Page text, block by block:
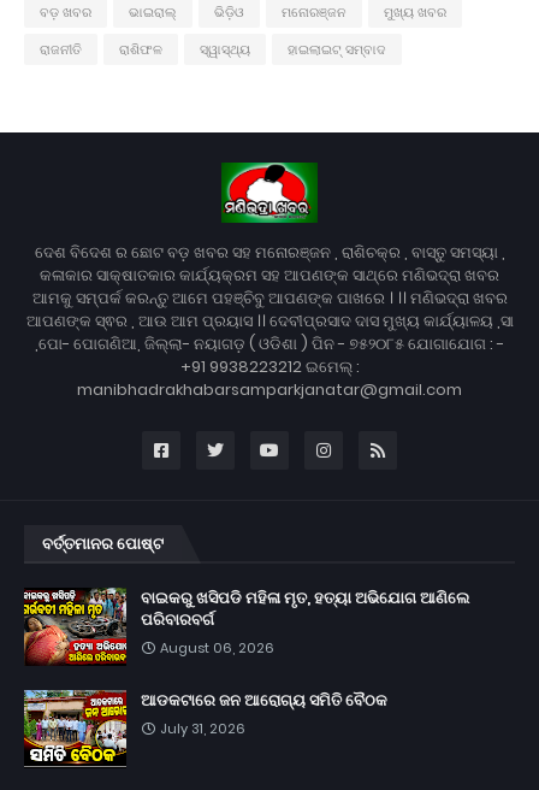
ବଡ଼ ଖବର
ଭାଇରାଲ୍ ଭିଡ଼ିଓ ମନୋରଞ୍ଜନ
ମୁଖ୍ୟ ଖବର
ରାଜନୀତି
ରାଶିଫଳ ସ୍ୱାସ୍ଥ୍ୟ ହାଇଲାଇଟ୍ ସମ୍ବାଦ
ଦେଶ ବିଦେଶ ର ଛୋଟ ବଡ଼ ଖବର ସହ ମନୋରଞ୍ଜନ , ରାଶିଚକ୍ର , ବାସ୍ତୁ ସମସ୍ୟା ,
କଳାକାର ସାକ୍ଷାତକାର କାର୍ଯ୍ୟକ୍ରମ ସହ ଆପଣଙ୍କ ସାଥ୍‌ରେ ମଣିଭଦ୍ରା ଖବର
ଆମକୁ ସମ୍ପର୍କ କରନ୍ତୁ ଆମେ ପହଞ୍ଚିବୁ ଆପଣଙ୍କ ପାଖରେ । ।। ମଣିଭଦ୍ରା ଖବର
ଆପଣଙ୍କ ସ୍ଵର , ଆଉ ଆମ ପ୍ରୟାସ ।। ଦେବୀପ୍ରସାଦ ଦାସ ମୁଖ୍ୟ କାର୍ଯ୍ୟାଳୟ ,ସା
,ପୋ- ପୋଗଣିଆ, ଜିଲ୍ଲା- ନୟାଗଡ଼ ( ଓଡିଶା ) ପିନ - ୭୫୨୦୮୫ ଯୋଗାଯୋଗ : -
+91 9938223212 ଇମେଲ୍ :
manibhadrakhabarsamparkjanatar@gmail.com
ବର୍ତ୍ତମାନର ପୋଷ୍ଟ
ବାଇକରୁ ଖସିପଡି ମହିଳା ମୃତ, ହତ୍ୟା ଅଭିଯୋଗ ଆଣିଲେ
ପରିବାରବର୍ଗ
August 06, 2026
ଆଡକଟାରେ ଜନ ଆରୋଗ୍ୟ ସମିତି ବୈଠକ
July 31, 2026